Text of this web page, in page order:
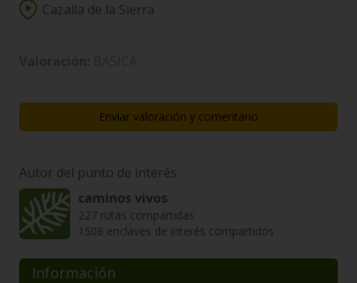
Cazalla de la Sierra
Enviar valoración y comentario
Autor del punto de interés
caminos vivos
227 rutas compartidas
1508 enclaves de interés compartidos
Información